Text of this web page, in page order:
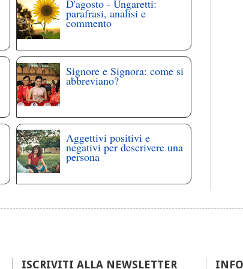
D'agosto - Ungaretti:
parafrasi, analisi e
commento
Signore e Signora: come si
abbreviano?
Aggettivi positivi e
negativi per descrivere una
persona
ISCRIVITI ALLA NEWSLETTER INFO